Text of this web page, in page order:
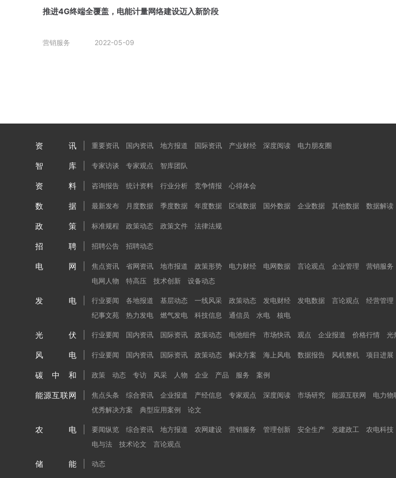
推进4G终端全覆盖，电能计量网络建设迈入新阶段
营销服务 2022-05-09
资讯 重要资讯 国内资讯 地方报道 国际资讯 产业财经 深度阅读 电力朋友圈
智库 专家访谈 专家观点 智库团队
资料 咨询报告 统计资料 行业分析 竞争情报 心得体会
数据 最新发布 月度数据 季度数据 年度数据 区域数据 国外数据 企业数据 其他数据 数据解读
政策 标准规程 政策动态 政策文件 法律法规
招聘 招聘公告 招聘动态
电网 焦点资讯 省网资讯 地市报道 政策形势 电力财经 电网数据 言论观点 企业管理 营销服务
电网人物
特高压 技术创新 设备动态
发电 行业要闻 各地报道 基层动态 一线风采 政策动态 发电财经 发电数据 言论观点 经营管理
纪事文苑
热力发电 燃气发电 科技信息 通信员 水电 核电
光伏 行业要闻 国内资讯 国际资讯 政策动态 电池组件 市场快讯 观点 企业报道 价格行情 光
风电 行业要闻 国内资讯 国际资讯 政策动态 解决方案 海上风电 数据报告 风机整机 项目进展
碳中和 政策 动态 专访 风采 人物 企业 产品 服务 案例
能源互联网 焦点头条 综合资讯 企业报道 产经信息 专家观点 深度阅读 市场研究 能源互联网 电力物
优秀解决方案
典型应用案例 论文
农电 要闻纵览 综合资讯 地方报道 农网建设 营销服务 管理创新 安全生产 党建政工 农电科技
电与法
技术论文 言论观点
储能 动态